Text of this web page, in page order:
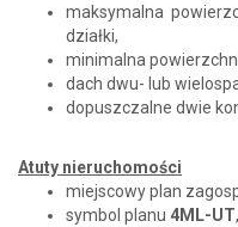
maksymalna
działki,
minimalna
dach dwu- lub
dopuszczalne dwie
Atuty nieruchomości
miejscowy plan
symbol planu 4ML-UT,